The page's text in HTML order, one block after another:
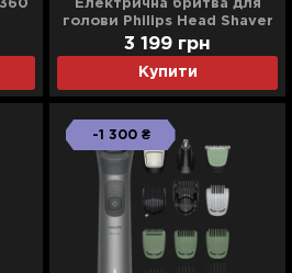
Електрична бритва для
голови Philips Head Shaver
Pro Series 5000 (Black)
Купити
3 199 грн
-1 300 ₴